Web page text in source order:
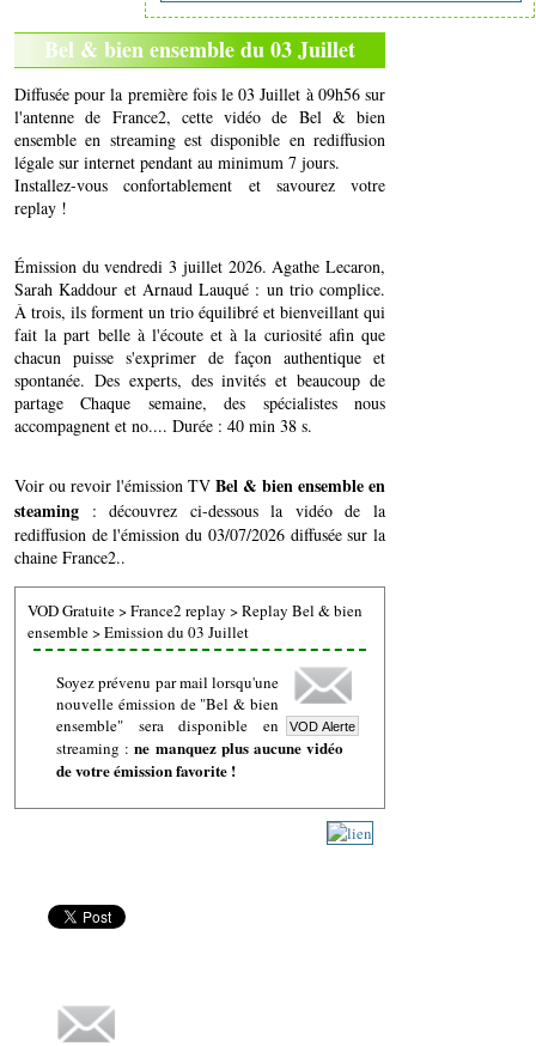
Bel & bien ensemble du 03 Juillet
Diffusée pour la première fois le 03 Juillet à 09h56 sur
l'antenne de France2, cette vidéo de Bel & bien
ensemble en streaming est disponible en rediffusion
légale sur internet pendant au minimum 7 jours.
Installez-vous confortablement et savourez votre
replay !
Émission du vendredi 3 juillet 2026. Agathe Lecaron,
Sarah Kaddour et Arnaud Lauqué : un trio complice.
À trois, ils forment un trio équilibré et bienveillant qui
fait la part belle à l'écoute et à la curiosité afin que
chacun puisse s'exprimer de façon authentique et
spontanée. Des experts, des invités et beaucoup de
partage Chaque semaine, des spécialistes nous
accompagnent et no.... Durée : 40 min 38 s.
Voir ou revoir l'émission TV Bel & bien ensemble en
steaming : découvrez ci-dessous la vidéo de la
rediffusion de l'émission du 03/07/2026 diffusée sur la
chaine France2..
VOD Gratuite>France2 replay >Replay Bel & bien
ensemble>Emission du 03 Juillet
Soyez prévenu par mail lorsqu'une
nouvelle émission de "Bel & bien
ensemble" sera disponible en
streaming :ne manquez plus aucune vidéo
de votre émission favorite !